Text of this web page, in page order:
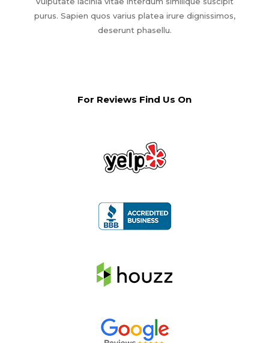
purus. Sapien quos varius platea irure dignissimos,
deserunt phasellu.
For Reviews Find Us On